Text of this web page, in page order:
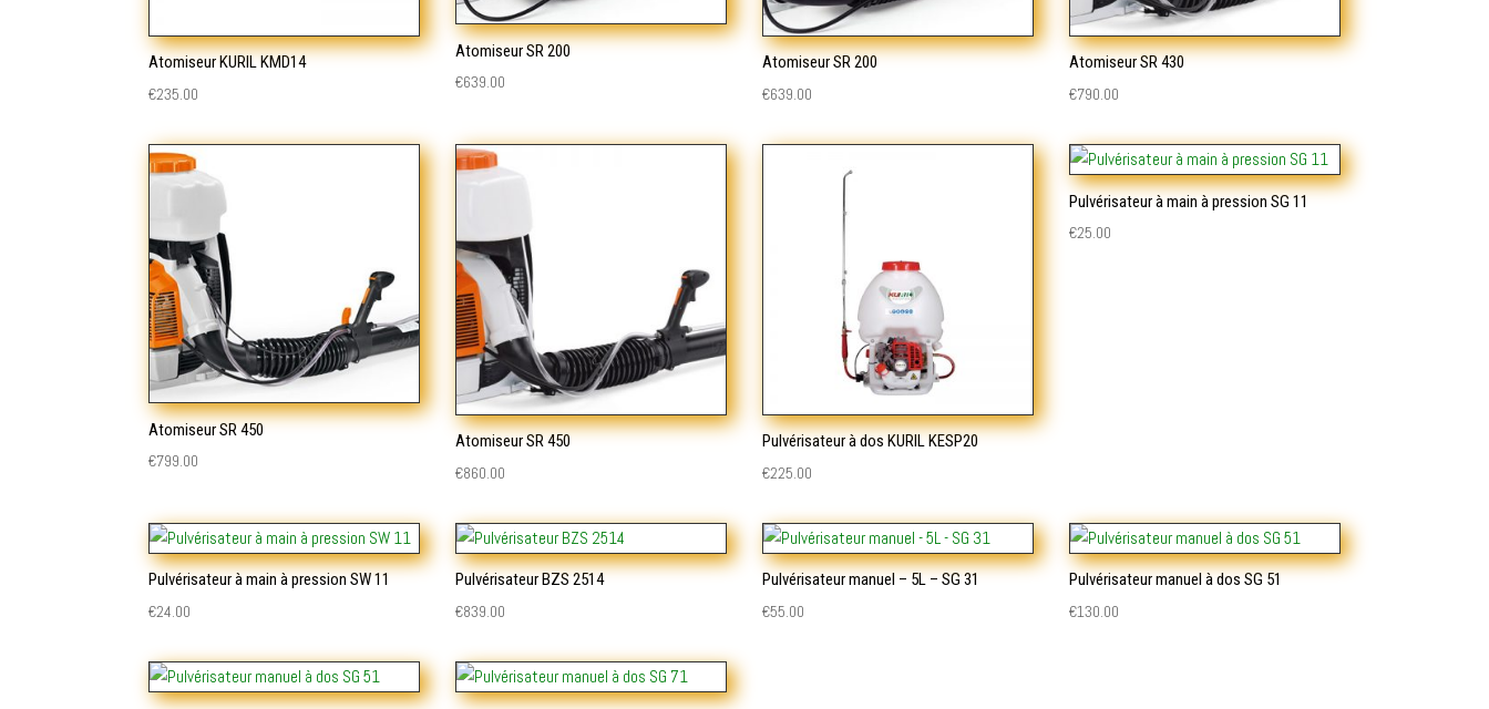
Atomiseur KURIL KMD14
€235.00
Atomiseur SR 200
€639.00
Atomiseur SR 200
€639.00
Atomiseur SR 430
€790.00
Atomiseur SR 450
€799.00
Atomiseur SR 450
€860.00
Pulvérisateur à dos KURIL KESP20
€225.00
Pulvérisateur à main à pression SG 11
€25.00
Pulvérisateur à main à pression SW 11
€24.00
Pulvérisateur BZS 2514
€839.00
Pulvérisateur manuel – 5L – SG 31
€55.00
Pulvérisateur manuel à dos SG 51
€130.00